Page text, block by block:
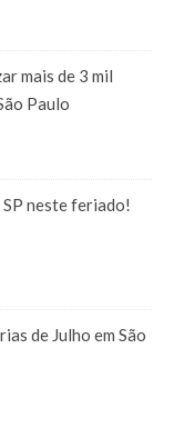
mais de 3 mil
Paulo
neste feriado!
de Julho em São